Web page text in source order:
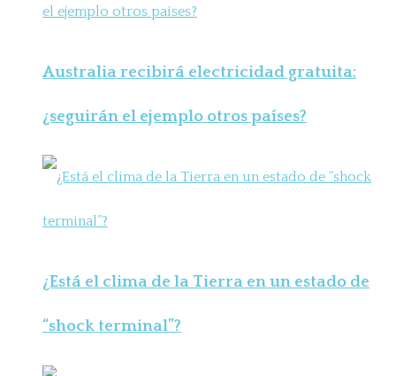
Australia recibirá electricidad gratuita:
¿seguirán el ejemplo otros países?
¿Está el clima de la Tierra en un estado de
“shock terminal”?